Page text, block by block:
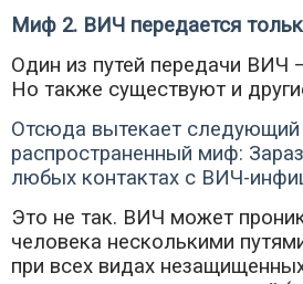
Миф 2. ВИЧ передается
Один из путей передачи ВИЧ
Но также существуют и
Отсюда вытекает следующий
распространенный миф:
любых контактах с ВИЧ-
Это не так. ВИЧ может
человека несколькими
при всех видах